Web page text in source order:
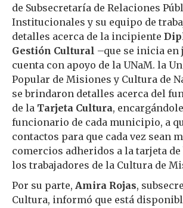
de Subsecretaría de Relaciones
Institucionales y su equipo de
detalles acerca de la incipiente
Gestión Cultural –que se inicia en
cuenta con apoyo de la UNaM. la
Popular de Misiones y Cultura de
se brindaron detalles acerca del
de la Tarjeta Cultura,
funcionario de cada municipio, a
contactos para que cada vez sean
comercios adheridos a la tarjeta
los trabajadores de la Cultura de
Por su parte, Amira Rojas,
Cultura, informó que está